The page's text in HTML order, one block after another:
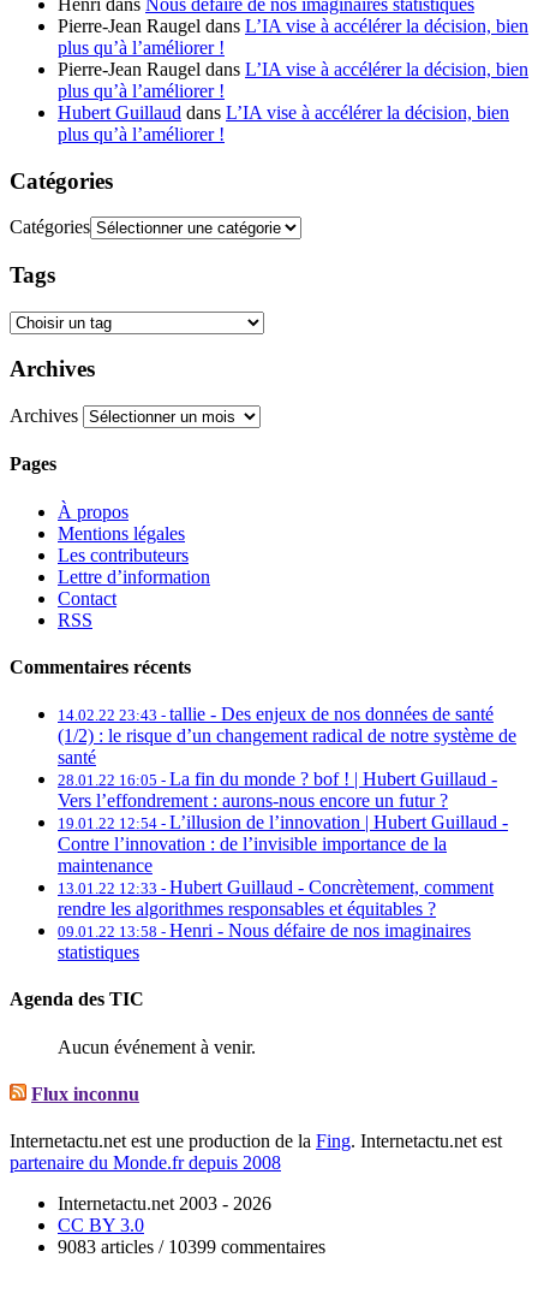
Pierre-Jean Raugel dans L’IA vise à accélérer la décision, bien
plus qu’à l’améliorer !
Pierre-Jean Raugel dans L’IA vise à accélérer la décision, bien
plus qu’à l’améliorer !
Hubert Guillaud dans L’IA vise à accélérer la décision, bien
plus qu’à l’améliorer !
Catégories
Catégories
Tags
Archives
Archives
Pages
À propos
Mentions légales
Les contributeurs
Lettre d’information
Contact
RSS
Commentaires récents
14.02.22 23:43 - tallie - Des enjeux de nos données de santé
(1/2) : le risque d’un changement radical de notre système de
santé
28.01.22 16:05 - La fin du monde ? bof ! | Hubert Guillaud -
Vers l’effondrement : aurons-nous encore un futur ?
19.01.22 12:54 - L’illusion de l’innovation | Hubert Guillaud -
Contre l’innovation : de l’invisible importance de la
maintenance
13.01.22 12:33 - Hubert Guillaud - Concrètement, comment
rendre les algorithmes responsables et équitables ?
09.01.22 13:58 - Henri - Nous défaire de nos imaginaires
statistiques
Agenda des TIC
Aucun événement à venir.
Flux inconnu
Internetactu.net est une production de la Fing. Internetactu.net est
partenaire du Monde.fr depuis 2008
Internetactu.net 2003 - 2026
CC BY 3.0
9083 articles / 10399 commentaires